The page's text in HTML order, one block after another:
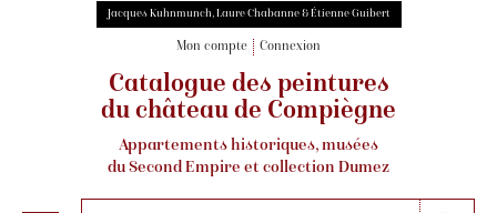
Jacques Kuhnmunch, Laure Chabanne & Étienne Guibert
Mon compte Connexion
Catalogue des peintures
du château de Compiègne
Appartements historiques, musées
du Second Empire et collection Dumez